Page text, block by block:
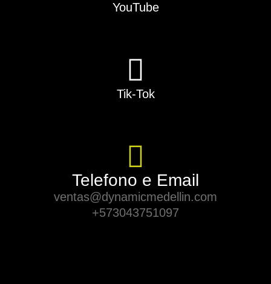
YouTube
Tik-Tok
Telefono e Email
ventas@dynamicmedellin.com
+573043751097